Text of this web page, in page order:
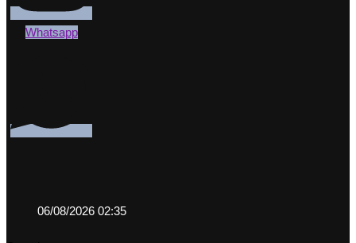
Whatsapp
06/08/2026 02:35